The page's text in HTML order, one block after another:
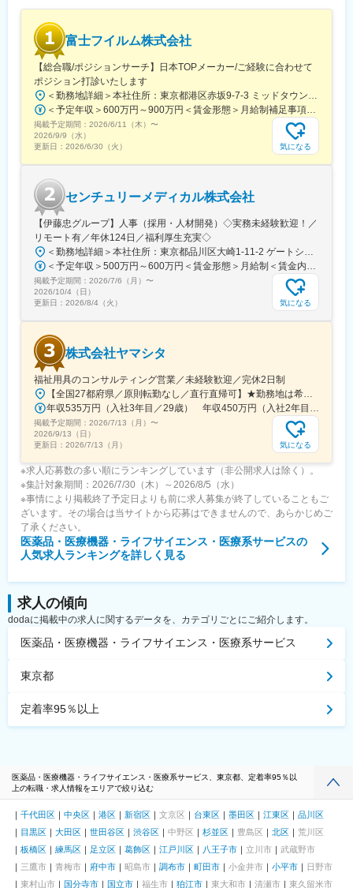
客様と中長期的な関係性を築けます。
■入社後：
・入社後3か月～半年の研修の店舗でOJTにて知識を身に着けなが
ら業務を行っていただきます。
入社後は業務を行いながら認定補聴器技能者の資格を取得してい
ただきます。
・自分の意見を言い合える社風で、1店舗あたり2~3人ほどと少
数。すぐに相談できる環境で高い定着率となっております。資格
取得など、チャレンジしやすい環境です。女性管理職（店長）も
活躍中です。
研修後配属が決定します。最初の配属はご自宅から1時間から1時
間半程度の東京都内の店舗を予定しています。配属後は能力など
により関東エリア内での店舗変更の可能性がありますがエリアを
超えての異動はありません。
■働き方について：
・日曜祝日と平日1日が休暇となりGWや年末年始は休暇です。
・店舗ごとの売り上げ目標はありますが、お客様一人一人のお悩
みに寄り添った提案をしながら、集中して専門知識を身に着けら
・将来的に店長や専門性を高めるエキスパート職などのキャリア
があります。
変更の範囲：会社の定める業務
富士フイルム株式会社
【総合職/ポジションサーチ】日本TOPメーカー/ご経験に合わせて
ポジション打診いたします
＜勤務地詳細＞本社住所：東京都港区赤坂9-7-3 ミッドタウン・ウェスト勤務地最寄駅：東京メトロ日比谷線／都営大江戸線／六本木駅受動喫煙対策：敷地内全面禁煙変更の範囲：会社の定める事業所（リモートワーク含む）
＜予定年収＞600万円～900万円＜賃金形態＞月給制補足事項なし＜賃金内訳＞月額（基本給）：300,000円～500,000円＜月給＞300,000円～500,000円＜昇給有無＞有＜残業手当＞有賃金はあくまでも目安の金額であり、選考を通じて上下する可能性があります。月給(月額)は固定手当を含めた表記です。
掲載予定期間： 2026/6/11（木） 〜
2026/9/9（水）
更新日： 2026/6/30（火） 気になる
センチュリーメディカル株式会社
【伊藤忠グループ】人事（採用・人材開発）◇実務未経験歓迎！／
リモート有／年休124日／福利厚生充実◇
＜勤務地詳細＞本社住所：東京都品川区大崎1-11-2 ゲートシティ大崎イーストタワー22Ｆ勤務地最寄駅：JR山手線／大崎駅受動喫煙対策：屋内全面禁煙変更の範囲：会社の定める事業所（リモートワーク含む）
＜予定年収＞500万円～600万円＜賃金形態＞月給制＜賃金内訳＞月額（基本給）：300,000円～350,000円＜月給＞300,000円～350,000円＜昇給有無＞有＜残業手当＞有＜給与補足＞上記年収は、あくまで目安であり、前職・経験を考慮し検討させて頂きます。■昇給：あり■賞与：あり※会社業績と個人業績に応じて算定されます。賃金はあくまでも目安の金額であり、選考を通じて上下する可能性があります。月給(月額)は固定手当を含めた表記です。
掲載予定期間： 2026/7/6（月） 〜
2026/10/4（日）
更新日： 2026/8/4（火） 気になる
株式会社ヤマシタ
福祉用具のコンサルティング営業／未経験歓迎／完休2日制
【全国27都府県／原則転勤なし／直行直帰可】★勤務地は希望を考慮★拠点により車通勤OK※充足状況により、ご希望の勤務地での募集が終了している場合があります。※転居を伴う転勤の有無は、半年ごとに希望を伺い、選択いただけます。■東北■・宮城県（仙台市）■関東■・東京都（東京23区など）・神奈川県（横浜市など）・埼玉県（さいたま市など）・千葉県（千葉市など）・茨城県（水戸市）・栃木県（宇都宮市／足利市）・群馬県（前橋市）■東海■・愛知県（名古屋市／豊田市／豊橋市／小牧市）・静岡県（静岡市／浜松市／沼津市／焼津市／富士市）・岐阜県（岐阜市）・三重県（四日市市）■信越・北陸■・長野県（長野市）・山梨県（甲府市）・石川県（金沢市）・富山県（富山市）・福井県（福井市）■関西■・大阪府・兵庫県（神戸市／尼崎市／姫路市）・京都府（京都市）・奈良県（奈良市／天理市）・滋賀県（大津市／彦根市）・和歌山県（和歌山市／田辺市）■中国■・広島県（広島市）・岡山県（岡山市）■四国■・香川県（高松市）■九州■・福岡県（福岡市）
年収535万円（入社3年目／29歳） 年収450万円（入社2年目／26歳）
掲載予定期間： 2026/7/13（月） 〜
2026/9/13（日）
更新日： 2026/7/13（月） 気になる
※求人応募数の多い順にランキングしています（非公開求人は除く）。
※集計対象期間：2026/7/30（木）～2026/8/5（水）
※事情により掲載終了予定日よりも前に求人募集が終了していることもご
ざいます。その場合は当サイトから応募はできませんので、あらかじめご
了承ください。
医薬品・医療機器・ライフサイエンス・医療系サービスの
人気求人ランキングを詳しく見る
求人の傾向
dodaに掲載中の求人に関するデータを、カテゴリごとにご紹介します。
医薬品・医療機器・ライフサイエンス・医療系サービス
東京都
定着率95％以上
医薬品・医療機器・ライフサイエンス・医療系サービス、東京都、定着率95％以
上の転職・求人情報をエリアで絞り込む
千代田区 中央区 港区 新宿区 文京区 台東区 墨田区 江東区
品川区
目黒区
大田区 世田谷区 渋谷区 中野区 杉並区 豊島区 北区
荒川区
板橋区
練馬区 足立区 葛飾区 江戸川区 八王子市 立川市
武蔵野市
三鷹市
青梅市 府中市 昭島市 調布市 町田市 小金井市 小平市
日野市
東村山市
国分寺市 国立市 福生市 狛江市 東大和市 清瀬市 東久留米市